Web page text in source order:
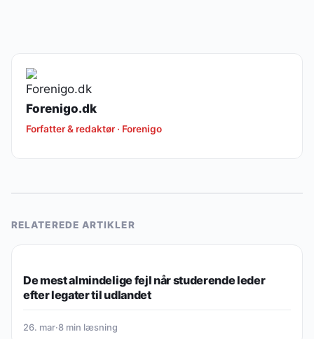
Forenigo.dk
Forfatter & redaktør · Forenigo
RELATEREDE ARTIKLER
De mest almindelige fejl når studerende leder
efter legater til udlandet
26. mar·8 min læsning